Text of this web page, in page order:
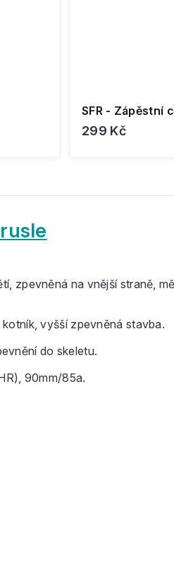
SFR - Zápěstní
299 Kč
zpevněná na vnější straně,
vyšší zpevněná stavba.
do skeletu.
90mm/85a.